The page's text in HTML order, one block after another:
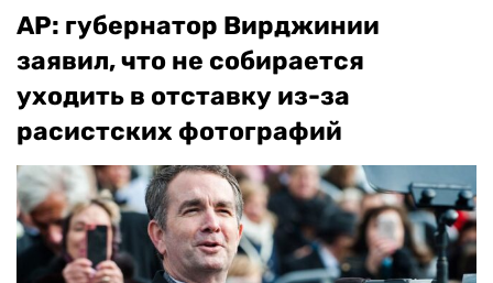
AP: губернатор Вирджинии
заявил, что не собирается
уходить в отставку из-за
расистских фотографий